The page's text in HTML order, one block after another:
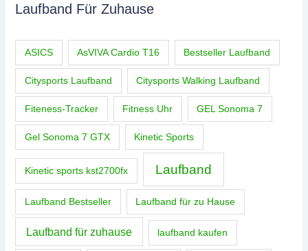
Laufband Für Zuhause
ASICS AsVIVA Cardio T16 Bestseller Laufband
Citysports Laufband Citysports Walking Laufband
Fiteness-Tracker Fitness Uhr GEL Sonoma 7
Gel Sonoma 7 GTX Kinetic Sports
Kinetic sports kst2700fx Laufband
Laufband Bestseller Laufband für zu Hause
Laufband für zuhause laufband kaufen